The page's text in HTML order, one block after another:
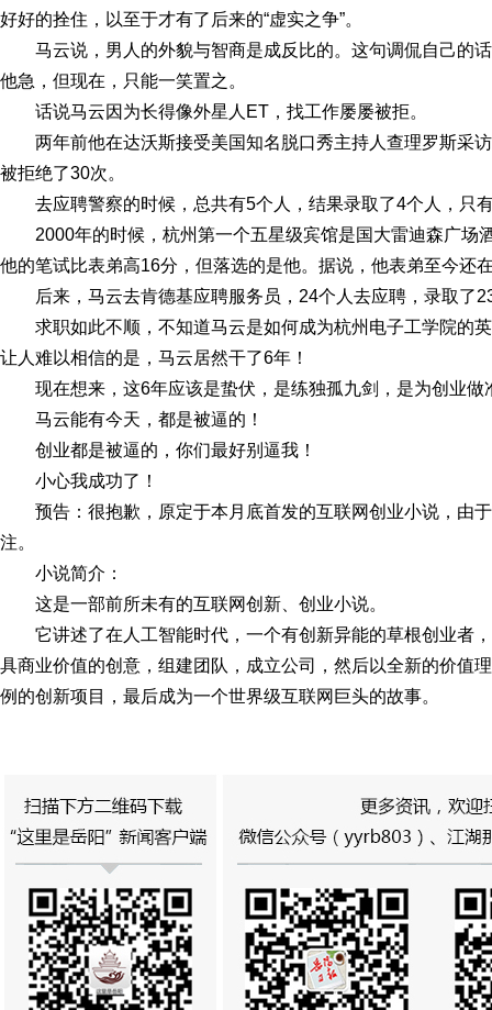
好好的拴住，以至于才有了后来的“虚实之争”。
马云说，男人的外貌与智商是成反比的。这句调侃自己的
他急，但现在，只能一笑置之。
话说马云因为长得像外星人ET，找工作屡屡被拒。
两年前他在达沃斯接受美国知名脱口秀主持人查理罗斯采
被拒绝了30次。
去应聘警察的时候，总共有5个人，结果录取了4个人，只
2000年的时候，杭州第一个五星级宾馆是国大雷迪森广场
他的笔试比表弟高16分，但落选的是他。据说，他表弟至今还
后来，马云去肯德基应聘服务员，24个人去应聘，录取了
求职如此不顺，不知道马云是如何成为杭州电子工学院的
让人难以相信的是，马云居然干了6年！
现在想来，这6年应该是蛰伏，是练独孤九剑，是为创业做
马云能有今天，都是被逼的！
创业都是被逼的，你们最好别逼我！
小心我成功了！
预告：很抱歉，原定于本月底首发的互联网创业小说，由
注。
小说简介：
这是一部前所未有的互联网创新、创业小说。
它讲述了在人工智能时代，一个有创新异能的草根创业者
具商业价值的创意，组建团队，成立公司，然后以全新的价值
例的创新项目，最后成为一个世界级互联网巨头的故事。